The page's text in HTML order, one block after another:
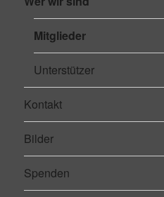
Mitglieder
Unterstützer
Kontakt
Bilder
Spenden